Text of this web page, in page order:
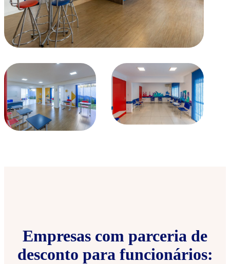
Empresas com parceria de
desconto para funcionários: